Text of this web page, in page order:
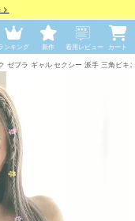
ンキング 新作 着用レビュー カート
ゼブラ ギャル セクシー 派手 三角ビキ